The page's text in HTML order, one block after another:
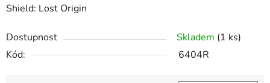
Shield: Lost Origin
Dostupnost Skladem (1 ks)
Kód:
6404R